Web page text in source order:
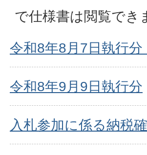
で仕様書は閲覧でき
令和8年8月7日執行分
令和8年9月9日執行分
入札参加に係る納税